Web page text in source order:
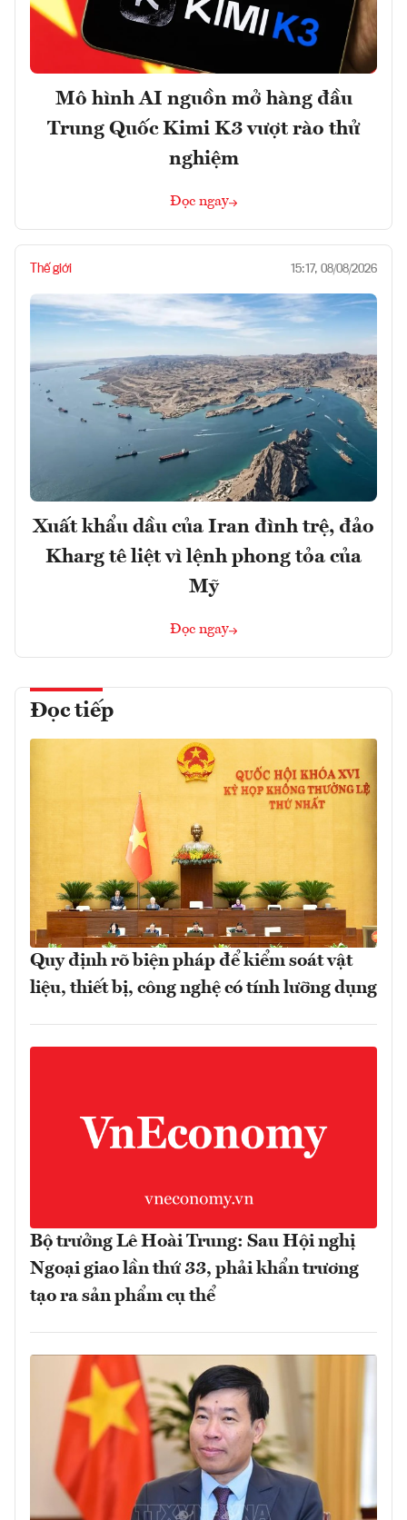
Mô hình AI nguồn mở hàng đầu
Trung Quốc Kimi K3 vượt rào thử
nghiệm
Đọc ngay
Thế giới 15:17, 08/08/2026
Xuất khẩu dầu của Iran đình trệ, đảo
Kharg tê liệt vì lệnh phong tỏa của
Mỹ
Đọc ngay
Đọc tiếp
Quy định rõ biện pháp để kiểm soát vật
liệu, thiết bị, công nghệ có tính lưỡng dụng
Bộ trưởng Lê Hoài Trung: Sau Hội nghị
Ngoại giao lần thứ 33, phải khẩn trương
tạo ra sản phẩm cụ thể